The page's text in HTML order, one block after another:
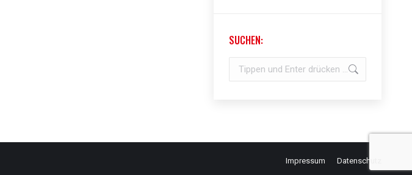
SUCHEN:
Search:
Impressum Datenschutz